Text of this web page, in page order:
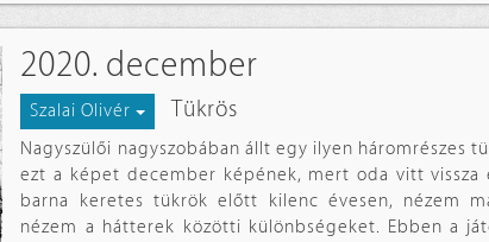
2020. december
Szalai Olivér Tükrös
Nagyszülői nagyszobában állt egy ilyen háromrészes
ezt a képet december képének, mert oda vitt vissza
barna keretes tükrök előtt kilenc évesen, nézem
nézem a hátterek közötti különbségeket. Ebben a